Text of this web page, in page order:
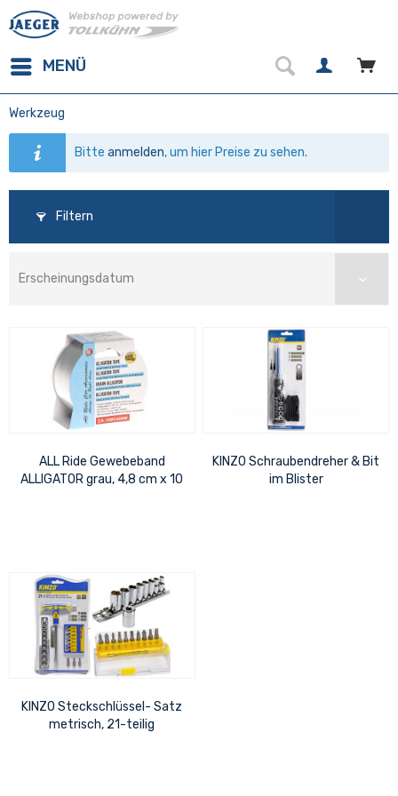
MENÜ
Werkzeug
Bitteanmelden, um hier Preise zu sehen.
Filtern
ALL Ride Gewebeband
ALLIGATOR grau, 4,8 cm x 10
KINZO Schraubendreher & Bit
im Blister
KINZO Steckschlüssel- Satz
metrisch, 21-teilig